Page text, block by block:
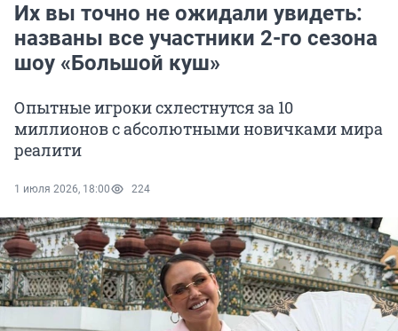
Их вы точно не ожидали увидеть:
названы все участники 2-го сезона
шоу «Большой куш»
Опытные игроки схлестнутся за 10
миллионов с абсолютными новичками мира
реалити
1 июля 2026, 18:00 224